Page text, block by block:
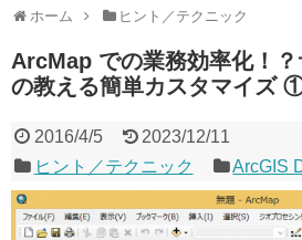
ホーム ヒント／テクニック
ArcMap での業務効率化！
の教える簡単カスタマイズ
2016/4/5
2023/12/11
ヒント／テクニック
ArcGIS